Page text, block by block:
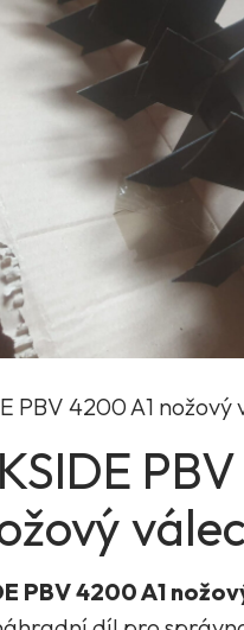
PBV 4200 A1 nožový
válec
PBV 4200 A1